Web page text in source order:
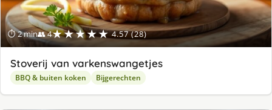
⏱ 2 min👥 4★★★★★ 4.57 (28)
Stoverij van varkenswangetjes
BBQ & buiten koken Bijgerechten